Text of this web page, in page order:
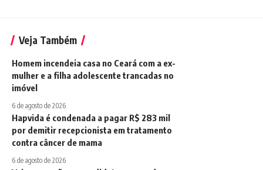
Veja Também
Homem incendeia casa no Ceará com a ex-
mulher e a filha adolescente trancadas no
imóvel
6 de agosto de 2026
Hapvida é condenada a pagar R$ 283 mil
por demitir recepcionista em tratamento
contra câncer de mama
6 de agosto de 2026